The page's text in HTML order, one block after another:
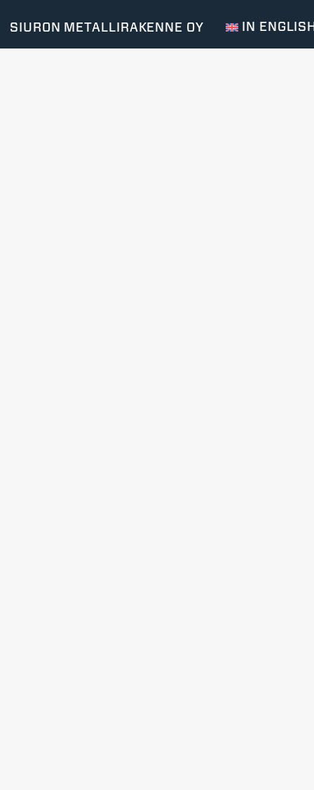
SIURON METALLIRAKENNE OY IN